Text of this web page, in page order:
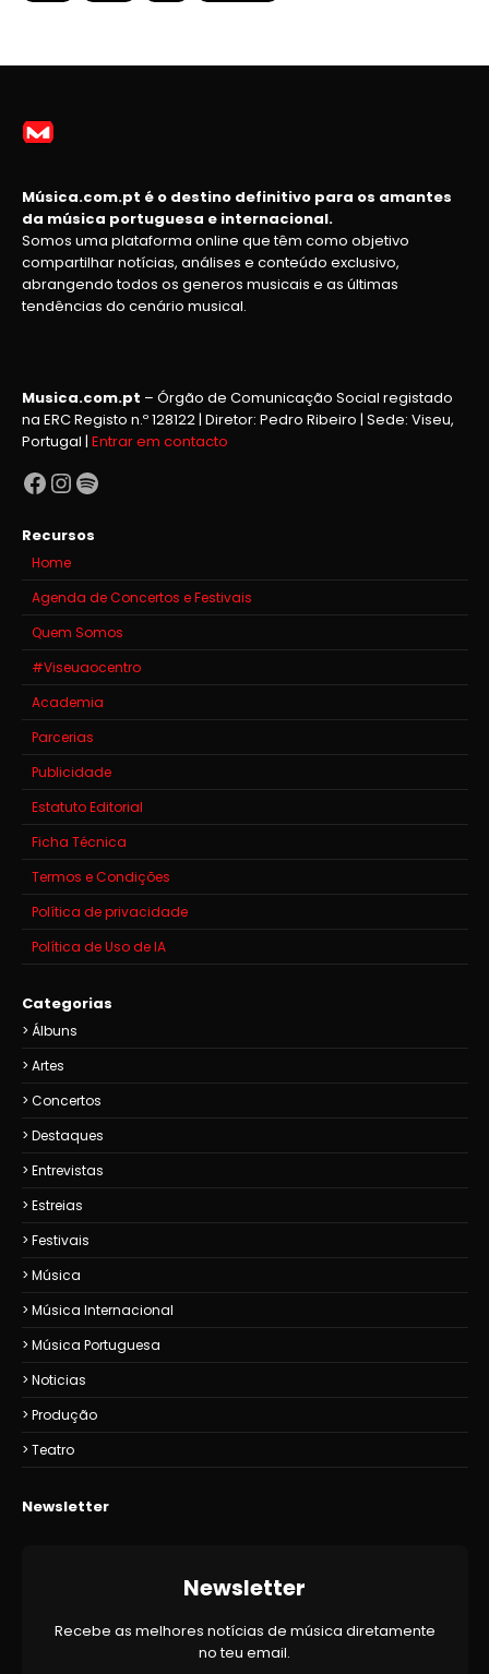
Música.com.pt é o destino definitivo para os amantes
da música portuguesa e internacional.
Somos uma plataforma online que têm como objetivo
compartilhar notícias, análises e conteúdo exclusivo,
abrangendo todos os generos musicais e as últimas
tendências do cenário musical.
Musica.com.pt – Órgão de Comunicação Social registado
na ERC Registo n.º 128122 | Diretor: Pedro Ribeiro | Sede: Viseu,
Portugal | Entrar em contacto
Facebook
Instagram
Spotify
Recursos
Home
Agenda de Concertos e Festivais
Quem Somos
#Viseuaocentro
Academia
Parcerias
Publicidade
Estatuto Editorial
Ficha Técnica
Termos e Condições
Política de privacidade
Política de Uso de IA
Categorias
Álbuns
Artes
Concertos
Destaques
Entrevistas
Estreias
Festivais
Música
Música Internacional
Música Portuguesa
Noticias
Produção
Teatro
Newsletter
Newsletter
Recebe as melhores notícias de música diretamente
no teu email.